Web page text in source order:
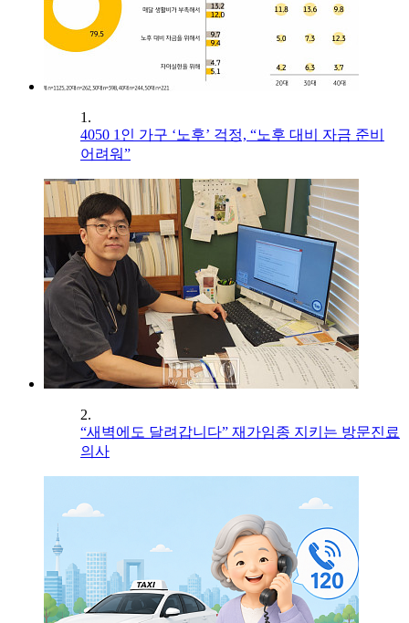
1.
4050 1인 가구 ‘노후’ 걱정, “노후 대비 자금 준비
어려워”
2.
“새벽에도 달려갑니다” 재가임종 지키는 방문진료
의사